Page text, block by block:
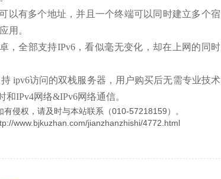
有多个地址，并且一个终端可以同时建立多个宿
用。
全部支持IPv6，看似毫无变化，却在上网的同时
访问的双栈服务器，用户购买后无需专业技术
IPv4网络&IPv6网络通信。
侵权，请及时与本站联系（010-57218159）。
www.bjkuzhan.com/jianzhanzhishi/4772.html